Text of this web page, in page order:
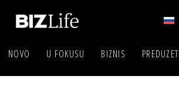
NOVO U FOKUSU BIZNIS